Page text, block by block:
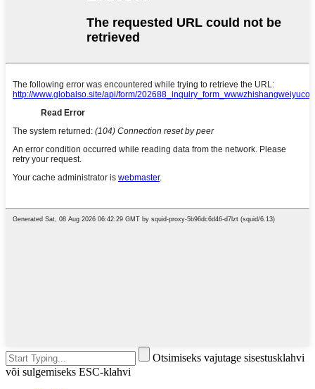
Otsimiseks vajutage sisestusklahvi
või sulgemiseks ESC-klahvi